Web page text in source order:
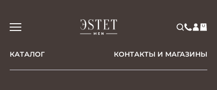
КАТАЛОГ КОНТАКТЫ И МАГАЗИНЫ